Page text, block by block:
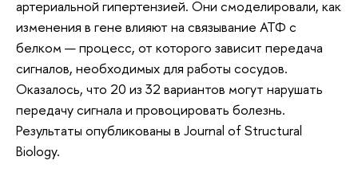
артериальной гипертензией. Они смоделировали, как
изменения в гене влияют на связывание АТФ с
белком — процесс, от которого зависит передача
сигналов, необходимых для работы сосудов.
Оказалось, что 20 из 32 вариантов могут нарушать
передачу сигнала и провоцировать болезнь.
Результаты опубликованы в Journal of Structural
Biology.